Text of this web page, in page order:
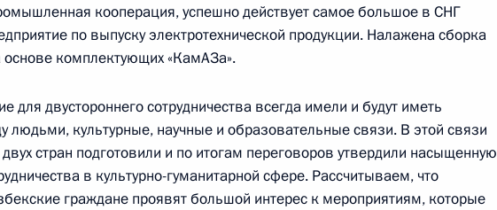
Президенту Узбекистана Исламу Каримову
переговоры
17:00
кооперация, успешно действует самое большое в СНГ
по выпуску электротехнической продукции. Налажена сборка
основе комплектующих «КамАЗа».
для двустороннего сотрудничества всегда имели и будут иметь
людьми, культурные, научные и образовательные связи. В этой связи
стран подготовили и по итогам переговоров утвердили насыщенную
в культурно-гуманитарной сфере. Рассчитываем, что
граждане проявят большой интерес к мероприятиям, которые